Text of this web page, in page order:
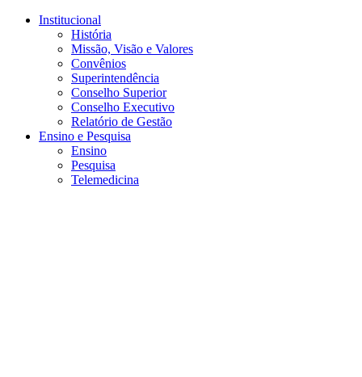
Conteúdo principal
Institucional
História
Missão, Visão e Valores
Convênios
Superintendência
Conselho Superior
Conselho Executivo
Relatório de Gestão
Ensino e Pesquisa
Ensino
Pesquisa
Telemedicina